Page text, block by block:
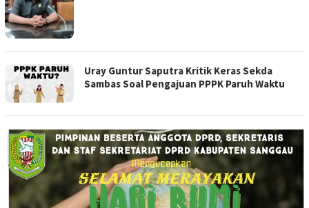
Uray Guntur Saputra Kritik Keras Sekda
Sambas Soal Pengajuan PPPK Paruh Waktu